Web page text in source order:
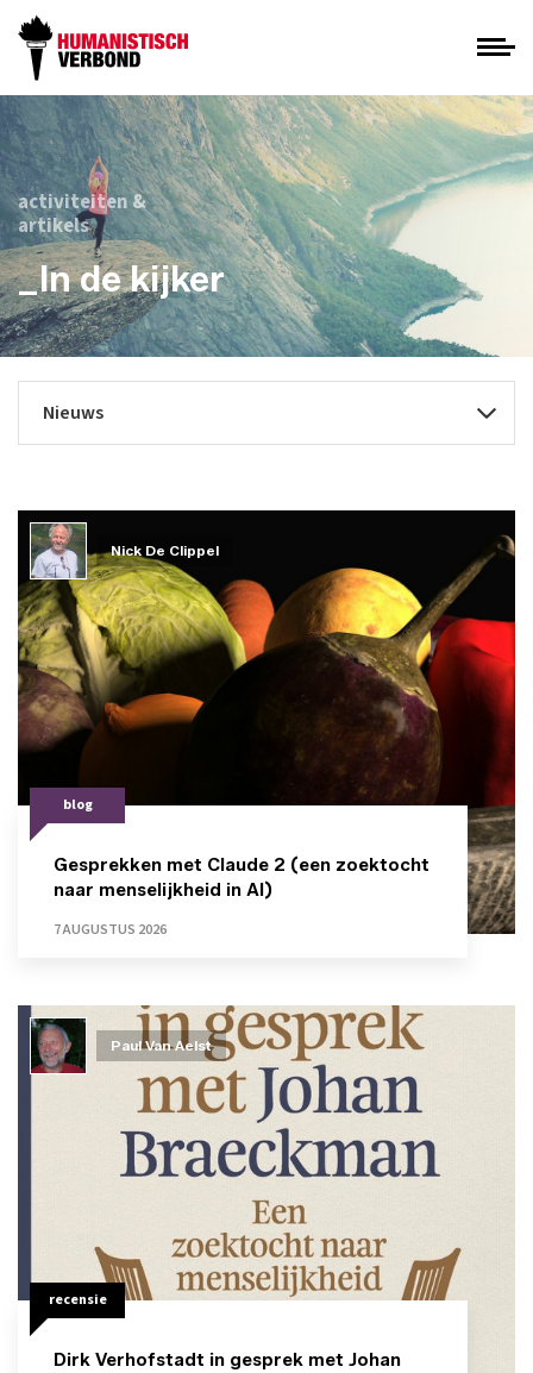
activiteiten &
artikels
_In de kijker
blog
Gesprekken met Claude 2 (een zoektocht
naar menselijkheid in AI)
7 AUGUSTUS 2026
Nick De Clippel
recensie
Dirk Verhofstadt in gesprek met Johan
Paul Van Aelst